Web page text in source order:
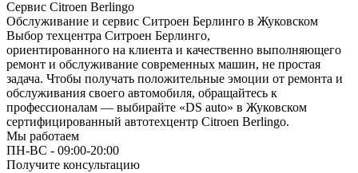
Сервис Citroen Berlingo
Обслуживание и сервис Ситроен Берлинго в Жуковском
Выбор техцентра Ситроен Берлинго,
ориентированного на клиента и качественно выполняющего
ремонт и обслуживание современных машин, не простая
задача. Чтобы получать положительные эмоции от ремонта и
обслуживания своего автомобиля, обращайтесь к
профессионалам — выбирайте «DS auto» в Жуковском
сертифицированный автотехцентр Citroen Berlingo.
Мы работаем
ПН-ВC - 09:00-20:00
Получите консультацию